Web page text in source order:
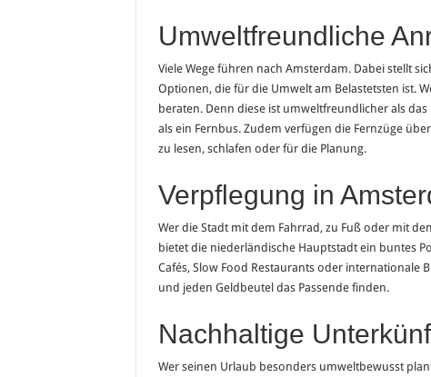
Umweltfreundliche
Viele Wege führen nach Amsterdam. Dabei stellt
Optionen, die für die Umwelt am Belastetsten ist.
beraten. Denn diese ist umweltfreundlicher als
als ein Fernbus. Zudem verfügen die Fernzüge
zu lesen, schlafen oder für die Planung.
Verpflegung in
Wer die Stadt mit dem Fahrrad, zu Fuß oder mit
bietet die niederländische Hauptstadt ein buntes
Cafés, Slow Food Restaurants oder internationale
und jeden Geldbeutel das Passende finden.
Nachhaltige
Wer seinen Urlaub besonders umweltbewusst